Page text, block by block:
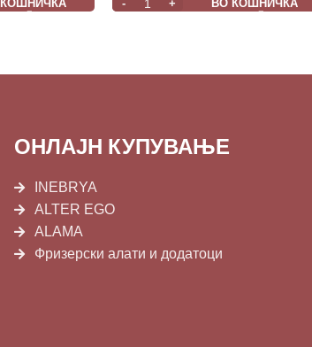
ВО КОШНИЧКА
ОНЛАЈН КУПУВАЊЕ
INEBRYA
ALTER EGO
ALAMA
Фризерски алати и додатоци